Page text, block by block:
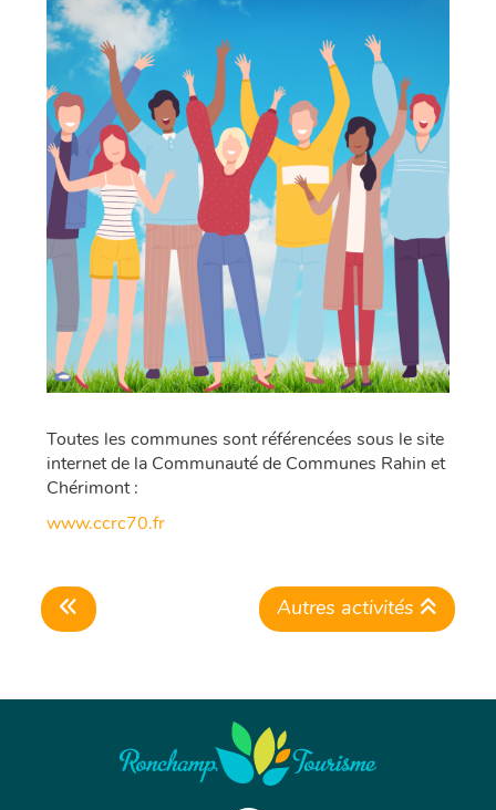
Toutes les communes sont référencées sous le site
internet de la Communauté de Communes Rahin et
Chérimont :
www.ccrc70.fr
Autres activités